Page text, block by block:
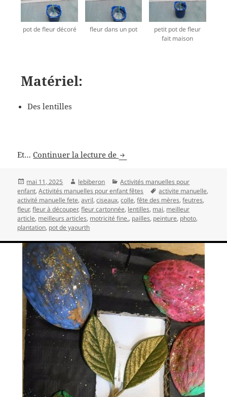
pot de fleur décoré fleur dans un pot
petit pot de fleur
fait maison
Matériel:
Des lentilles
Et…Continuer la lecture de pot de fleur et plantation
Publié
le
mai 11, 2025 Auteur
lebiberon Catégories
Activités manuelles pour
enfant,Activités manuelles pour enfant fêtes
Mots-
clés
activite manuelle,
activité manuelle fete,avril,ciseaux,colle,fête des mères,feutres,
fleur,fleur à découper,fleur cartonnée, lentilles, mai, meilleur
article, meilleurs articles, motricité fine., pailles, peinture, photo,
plantation, pot de yaourth